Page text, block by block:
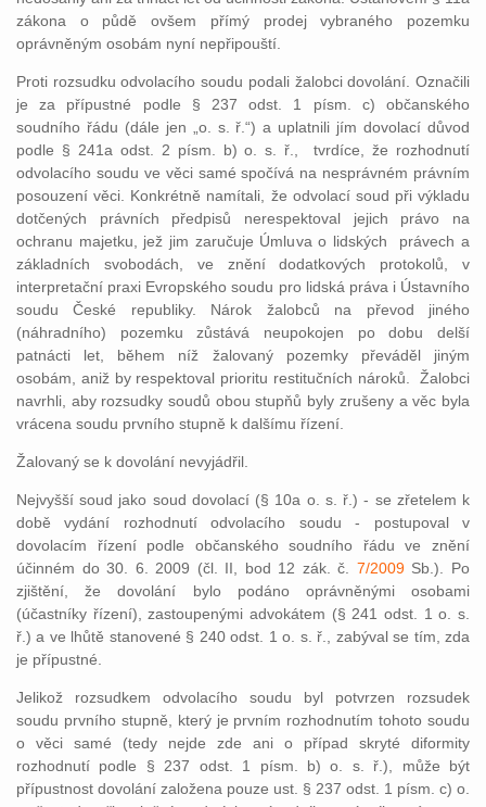
zákona o půdě ovšem přímý prodej vybraného pozemku
oprávněným osobám nyní nepřipouští.
Proti rozsudku odvolacího soudu podali žalobci dovolání. Označili
je za přípustné podle § 237 odst. 1 písm. c) občanského
soudního řádu (dále jen „o. s. ř.“) a uplatnili jím dovolací důvod
podle § 241a odst. 2 písm. b) o. s. ř., tvrdíce, že rozhodnutí
odvolacího soudu ve věci samé spočívá na nesprávném právním
posouzení věci. Konkrétně namítali, že odvolací soud při výkladu
dotčených právních předpisů nerespektoval jejich právo na
ochranu majetku, jež jim zaručuje Úmluva o lidských právech a
základních svobodách, ve znění dodatkových protokolů, v
interpretační praxi Evropského soudu pro lidská práva i Ústavního
soudu České republiky. Nárok žalobců na převod jiného
(náhradního) pozemku zůstává neupokojen po dobu delší
patnácti let, během níž žalovaný pozemky převáděl jiným
osobám, aniž by respektoval prioritu restitučních nároků. Žalobci
navrhli, aby rozsudky soudů obou stupňů byly zrušeny a věc byla
vrácena soudu prvního stupně k dalšímu řízení.
Žalovaný se k dovolání nevyjádřil.
Nejvyšší soud jako soud dovolací (§ 10a o. s. ř.) - se zřetelem k
době vydání rozhodnutí odvolacího soudu - postupoval v
dovolacím řízení podle občanského soudního řádu ve znění
účinném do 30. 6. 2009 (čl. II, bod 12 zák. č. 7/2009Sb.). Po
zjištění, že dovolání bylo podáno oprávněnými osobami
(účastníky řízení), zastoupenými advokátem (§ 241 odst. 1 o. s.
ř.) a ve lhůtě stanovené § 240 odst. 1 o. s. ř., zabýval se tím, zda
je přípustné.
Jelikož rozsudkem odvolacího soudu byl potvrzen rozsudek
soudu prvního stupně, který je prvním rozhodnutím tohoto soudu
o věci samé (tedy nejde zde ani o případ skryté diformity
rozhodnutí podle § 237 odst. 1 písm. b) o. s. ř.), může být
přípustnost dovolání založena pouze ust. § 237 odst. 1 písm. c) o.